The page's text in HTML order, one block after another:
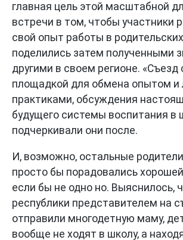
главная цель этой масштабной
встречи в том, чтобы участники
свой опыт работы в
поделились затем полученными
другими в своем регионе. «Съезд
площадкой для обмена опытом и
практиками, обсуждения
будущего системы воспитания в
подчеркивали они после.
И, возможно, остальные
просто бы порадовались
если бы не одно но. Выяснилось,
республики представителем на
отправили многодетную маму,
вообще не ходят в школу, а